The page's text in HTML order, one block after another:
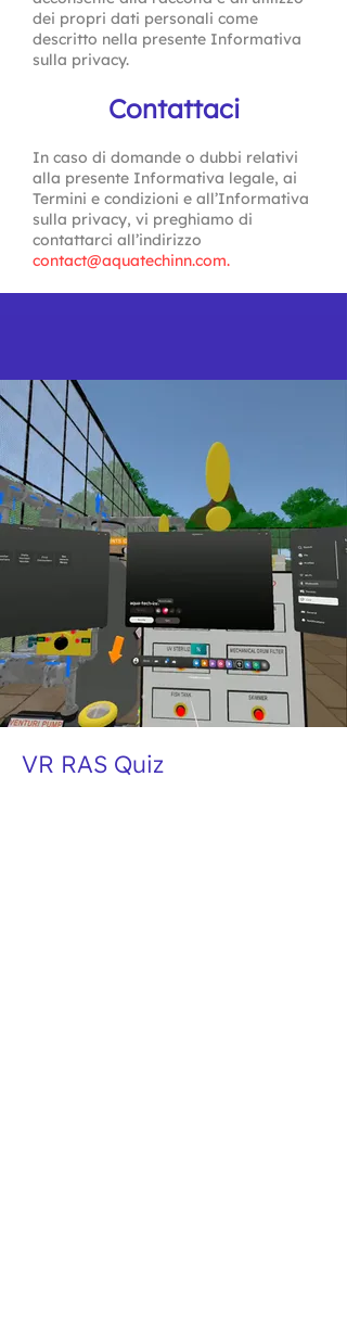
dei propri dati personali come
descritto nella presente Informativa
sulla privacy.
Contattaci
In caso di domande o dubbi relativi
alla presente Informativa legale, ai
Termini e condizioni e all’Informativa
sulla privacy, vi preghiamo di
contattarci all’indirizzo
contact@aquatechinn.com.
VR RAS Quiz